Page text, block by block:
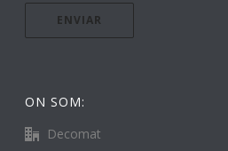
ON SOM:
Decomat